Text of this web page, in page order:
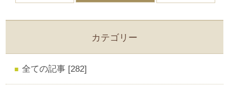
カテゴリー
全ての記事 [282]